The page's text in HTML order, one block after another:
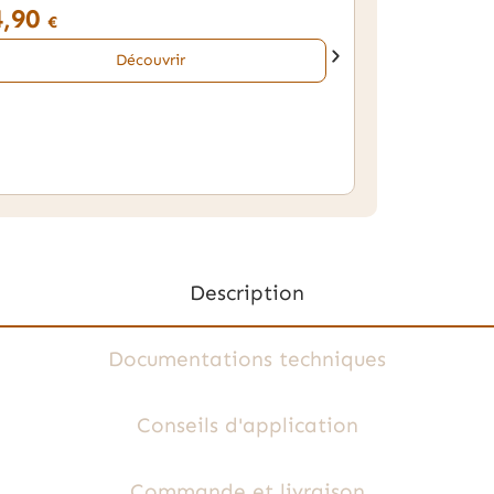
€
Découvrir
Description
Documentations techniques
Conseils d'application